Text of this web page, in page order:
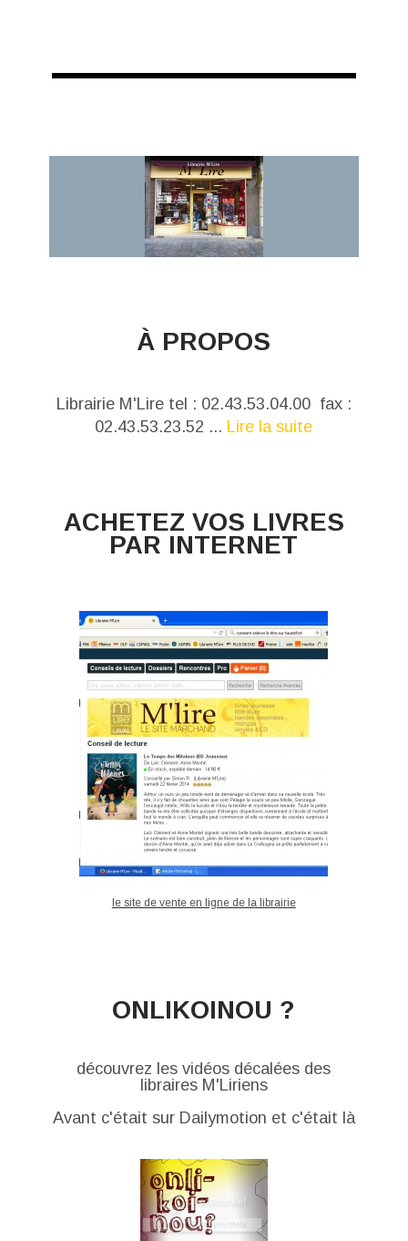
À PROPOS
Librairie M'Lire tel : 02.43.53.04.00 fax :
02.43.53.23.52 ... Lire la suite
ACHETEZ VOS LIVRES
PAR INTERNET
le site de vente en ligne de la librairie
ONLIKOINOU ?
découvrez les vidéos décalées des
libraires M'Liriens
Avant c'était sur Dailymotion et c'était là